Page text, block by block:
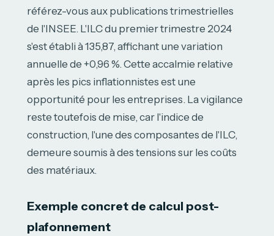
référez-vous aux publications trimestrielles
de l'INSEE. L'ILC du premier trimestre 2024
s'est établi à 135,87, affichant une variation
annuelle de +0,96 %. Cette accalmie relative
après les pics inflationnistes est une
opportunité pour les entreprises. La vigilance
reste toutefois de mise, car l'indice de
construction, l'une des composantes de l'ILC,
demeure soumis à des tensions sur les coûts
des matériaux.
Exemple concret de calcul post-
plafonnement